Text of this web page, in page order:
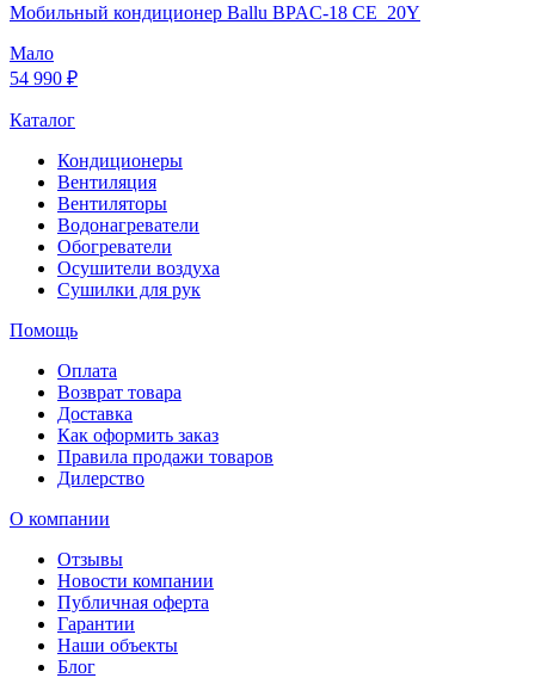
Мобильный кондиционер Ballu BPAC-18 CE_20Y
Мало
54 990 ₽
Каталог
Кондиционеры
Вентиляция
Вентиляторы
Водонагреватели
Обогреватели
Осушители воздуха
Сушилки для рук
Помощь
Оплата
Возврат товара
Доставка
Как оформить заказ
Правила продажи товаров
Дилерство
О компании
Отзывы
Новости компании
Публичная оферта
Гарантии
Наши объекты
Блог